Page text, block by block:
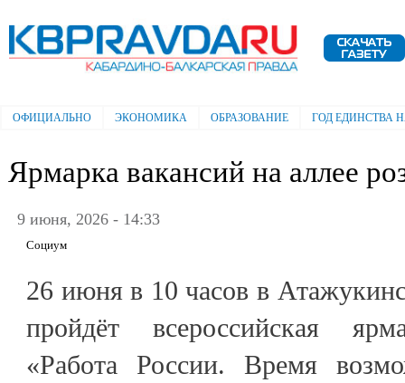
Электронная газета "Кабардино-
Балкарская правда"
Главное меню
ОФИЦИАЛЬНО ЭКОНОМИКА ОБРАЗОВАНИЕ ГОД ЕДИНСТВА
Ярмарка вакансий на аллее
9 июня, 2026 - 14:33
Социум
26 июня в 10 часов в
пройдёт всероссийская
«Работа России. Время